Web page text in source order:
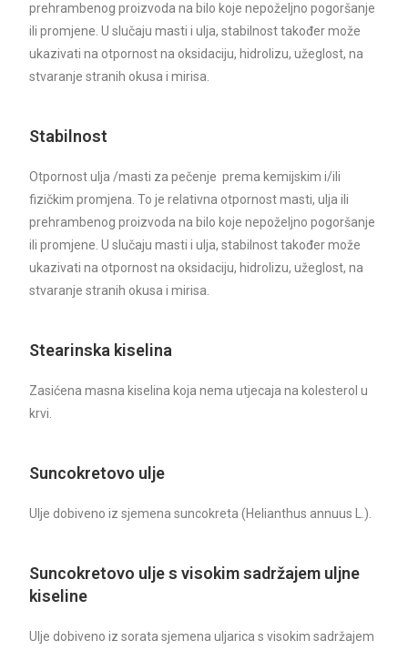
prehrambenog proizvoda na bilo koje nepoželjno pogoršanje
ili promjene. U slučaju masti i ulja, stabilnost također može
ukazivati na otpornost na oksidaciju, hidrolizu, užeglost, na
stvaranje stranih okusa i mirisa.
Stabilnost
Otpornost ulja /masti za pečenje prema kemijskim i/ili
fizičkim promjena. To je relativna otpornost masti, ulja ili
prehrambenog proizvoda na bilo koje nepoželjno pogoršanje
ili promjene. U slučaju masti i ulja, stabilnost također može
ukazivati na otpornost na oksidaciju, hidrolizu, užeglost, na
stvaranje stranih okusa i mirisa.
Stearinska kiselina
Zasićena masna kiselina koja nema utjecaja na kolesterol u
krvi.
Suncokretovo ulje
Ulje dobiveno iz sjemena suncokreta (Helianthus annuus L.).
Suncokretovo ulje s visokim sadržajem uljne
kiseline
Ulje dobiveno iz sorata sjemena uljarica s visokim sadržajem